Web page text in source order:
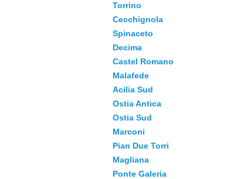
Torrino
Cecchignola
Spinaceto
Decima
Castel Romano
Malafede
Acilia Sud
Ostia Antica
Ostia Sud
Marconi
Pian Due Torri
Magliana
Ponte Galeria